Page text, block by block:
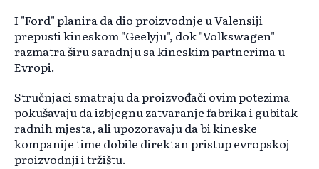
I "Ford" planira da dio proizvodnje u Valensiji
prepusti kineskom "Geelyju", dok "Volkswagen"
razmatra širu saradnju sa kineskim partnerima u
Evropi.
Stručnjaci smatraju da proizvođači ovim potezima
pokušavaju da izbjegnu zatvaranje fabrika i gubitak
radnih mjesta, ali upozoravaju da bi kineske
kompanije time dobile direktan pristup evropskoj
proizvodnji i tržištu.